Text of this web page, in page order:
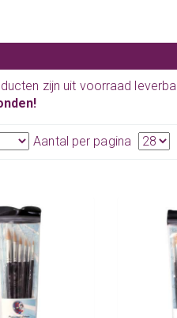
zijn uit voorraad
Aantal per pagina